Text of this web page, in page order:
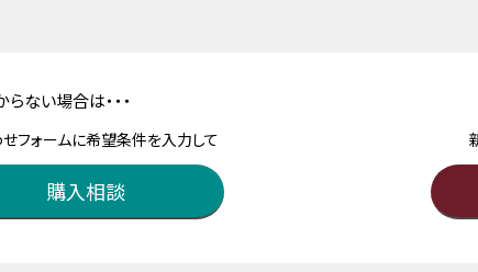
ない場合は・・・
フォームに希望条件を入力して
購入相談